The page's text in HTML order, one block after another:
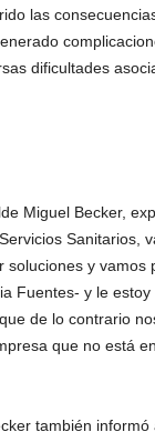
las
dificultades
Miguel Becker,
Sanitarios,
soluciones y
Fuentes- y le
de lo contrario
que no está
también